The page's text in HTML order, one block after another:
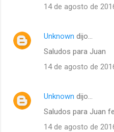
14 de agosto de
Unknown dijo…
Saludos para Juan
14 de agosto de
Unknown dijo…
Saludos para Juan
14 de agosto de